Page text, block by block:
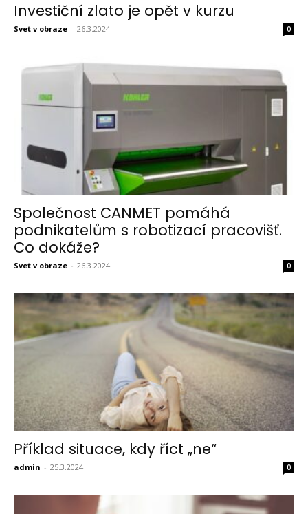
Investiční zlato je opět v kurzu
Svet v obraze - 26.3.2024 0
Společnost CANMET pomáhá
podnikatelům s robotizací pracovišť.
Co dokáže?
Svet v obraze - 26.3.2024 0
Příklad situace, kdy říct „ne“
admin - 25.3.2024 0